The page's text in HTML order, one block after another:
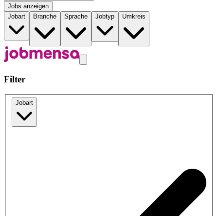
Jobs anzeigen
Jobart
Branche Sprache Jobtyp Umkreis
Filter
Jobart